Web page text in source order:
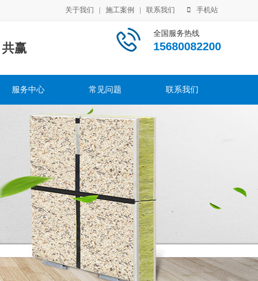
关于我们 施工案例 联系我们 手机站
共赢
全国服务热线
15680082200
服务中心 常见问题 联系我们